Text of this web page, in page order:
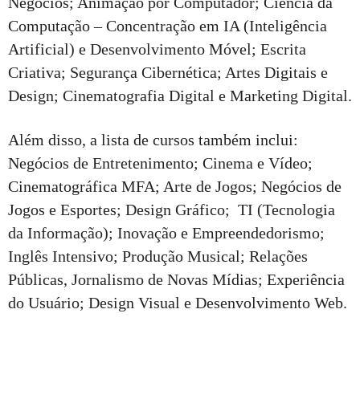
Computação – Concentração em IA (Inteligência
Artificial) e Desenvolvimento Móvel; Escrita
Criativa; Segurança Cibernética; Artes Digitais e
Design; Cinematografia Digital e Marketing Digital.
Além disso, a lista de cursos também inclui:
Negócios de Entretenimento; Cinema e Vídeo;
Cinematográfica MFA; Arte de Jogos; Negócios de
Jogos e Esportes; Design Gráfico; TI (Tecnologia
da Informação); Inovação e Empreendedorismo;
Inglês Intensivo; Produção Musical; Relações
Públicas, Jornalismo de Novas Mídias; Experiência
do Usuário; Design Visual e Desenvolvimento Web.